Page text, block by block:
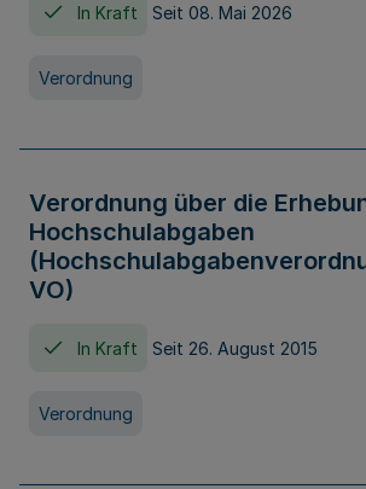
In Kraft Seit 08. Mai 2026
Verordnung
Verordnung über die
Hochschulabgaben
VO)
In Kraft Seit 26. August 2015
Verordnung